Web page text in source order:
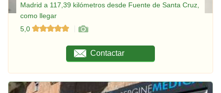
Madrid a 117,39 kilómetros desde Fuente de Santa Cruz,
como llegar
5,0
Contactar